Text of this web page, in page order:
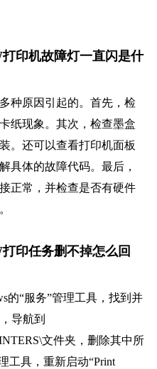
印机故障灯一直闪是什
种原因引起的。首先，检
纸现象。其次，检查墨盒
。还可以查看打印机面板
具体的故障代码。最后，
正常，并检查是否有硬件
印任务删不掉怎么回
的“服务”管理工具，找到并
导航到
文件夹，删除其中所
工具，重新启动“Print